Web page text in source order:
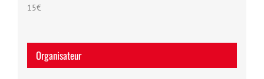
15€
Organisateur